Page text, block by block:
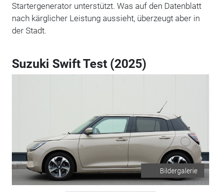
Startergenerator unterstützt. Was auf den Datenblatt
nach kärglicher Leistung aussieht, überzeugt aber in
der Stadt.
Suzuki Swift Test (2025)
Bildergalerie